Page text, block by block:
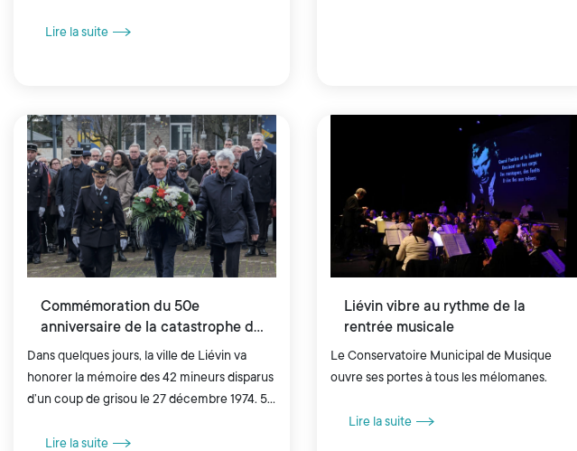
Pas-de-Calais organise une...
Lire la suite
Commémoration du 50e
anniversaire de la catastrophe du
27 décembre 1974
Dans quelques jours, la ville de Liévin va
honorer la mémoire des 42 mineurs disparus
d’un coup de grisou le 27 décembre 1974. 50
encore l’esprit de...
Lire la suite
Liévin vibre au rythme de la
rentrée musicale
Le Conservatoire Municipal de Musique
ouvre ses portes à tous les mélomanes.
Lire la suite